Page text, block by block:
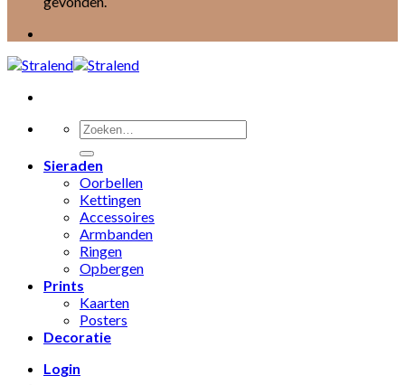
Zoeken
naar:
Sieraden
Oorbellen
Kettingen
Accessoires
Armbanden
Ringen
Opbergen
Prints
Kaarten
Posters
Decoratie
Login